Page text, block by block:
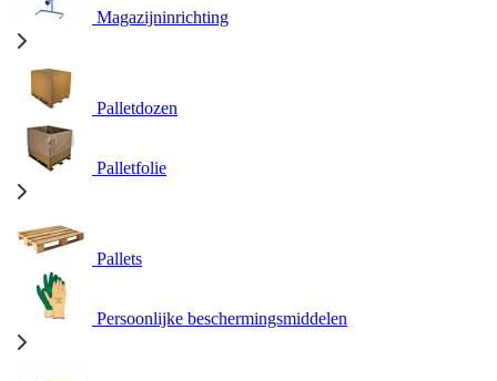
Magazijninrichting
Palletdozen
Palletfolie
Pallets
Persoonlijke beschermingsmiddelen